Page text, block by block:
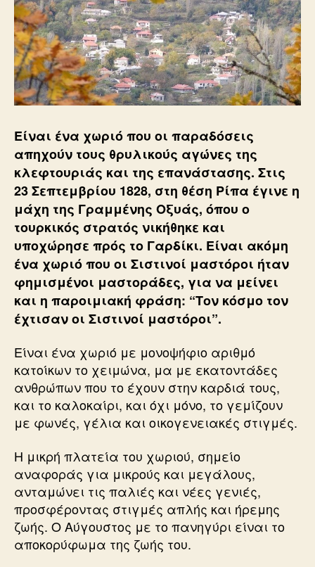
Είναι ένα χωριό που οι παραδόσεις
απηχούν τους θρυλικούς αγώνες της
κλεφτουριάς και της επανάστασης. Στις
23 Σεπτεμβρίου 1828, στη θέση Ρίπα έγινε η
μάχη της Γραμμένης Οξυάς, όπου ο
τουρκικός στρατός νικήθηκε και
υποχώρησε πρός το Γαρδίκι. Είναι ακόμη
ένα χωριό που οι Σιστινοί μαστόροι ήταν
φημισμένοι μαστοράδες, για να μείνει
και η παροιμιακή φράση: “Τον κόσμο τον
έχτισαν οι Σιστινοί μαστόροι”.
Είναι ένα χωριό με μονοψήφιο αριθμό
κατοίκων το χειμώνα, μα με εκατοντάδες
ανθρώπων που το έχουν στην καρδιά τους,
και το καλοκαίρι, και όχι μόνο, το γεμίζουν
με φωνές, γέλια και οικογενειακές στιγμές.
Η μικρή πλατεία του χωριού, σημείο
αναφοράς για μικρούς και μεγάλους,
ανταμώνει τις παλιές και νέες γενιές,
προσφέροντας στιγμές απλής και ήρεμης
ζωής. Ο Αύγουστος με το πανηγύρι είναι το
αποκορύφωμα της ζωής του.